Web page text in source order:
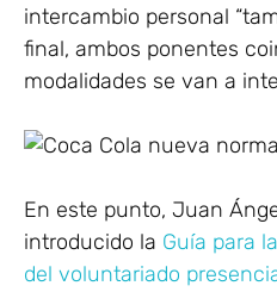
intercambio personal
final, ambos ponentes
modalidades se van a
En este punto, Juan
introducido la Guía para
del voluntariado